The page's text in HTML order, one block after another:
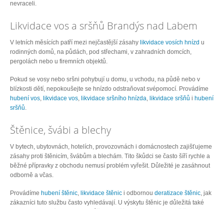
nevraceli.
Likvidace vos a sršňů Brandýs nad Labem
V letních měsících patří mezi nejčastější zásahy likvidace vosích hnízd u
rodinných domů, na půdách, pod střechami, v zahradních domcích,
pergolách nebo u firemních objektů.
Pokud se vosy nebo sršni pohybují u domu, u vchodu, na půdě nebo v
blízkosti dětí, nepokoušejte se hnízdo odstraňovat svépomocí. Provádíme
hubení vos, likvidace vos, likvidace sršního hnízda, likvidace sršňů i hubení
sršňů.
Štěnice, švábi a blechy
V bytech, ubytovnách, hotelích, provozovnách i domácnostech zajišťujeme
zásahy proti štěnicím, švábům a blechám. Tito škůdci se často šíří rychle a
běžné přípravky z obchodu nemusí problém vyřešit. Důležité je zasáhnout
odborně a včas.
Provádíme hubení štěnic, likvidace štěnic i odbornou deratizace štěnic, jak
zákazníci tuto službu často vyhledávají. U výskytu štěnic je důležitá také